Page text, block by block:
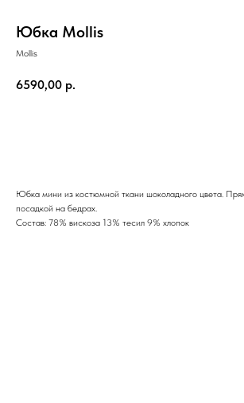
Юбка Mollis
Mollis
6590,00 р.
Юбка мини из костюмной ткани шоколадного цвета.
посадкой на бедрах.
Состав: 78% вискоза 13% тесил 9% хлопок